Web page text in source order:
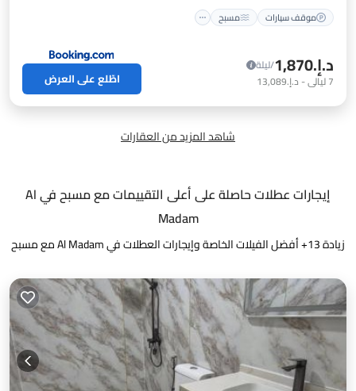
موقف سيارات
مسبح
د.إ.‏1,870
/ليلة
7ليالي- د.إ.‏13,089 اطّلع على العرض
شاهد المزيد من العقارات
إيجارات عطلات حاصلة على أعلى التقييمات مع مسبح في Al
Madam
زيادة13+ أفضل الفيلات الخاصة وإيجارات العطلات في Al Madam مع مسبح